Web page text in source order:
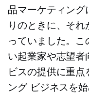
品マーケティン
りのときに、そ
っていました。
い起業家や志望者
ビスの提供に重点
ング ビジネスを